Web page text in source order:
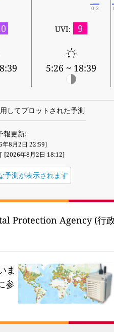
0.3
UVI: 9
5:26 ~ 18:39
してプロットされた予測
報更新:
年8月2日 22:59]
[2026年8月2日 18:12]
予測が表示されます
Protection Agency (行
ま
参